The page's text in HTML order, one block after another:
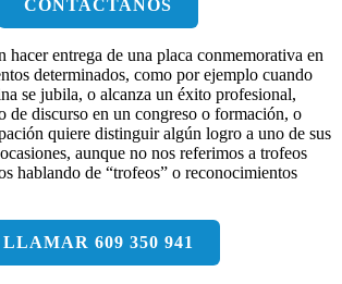
CONTACTANOS
hacer entrega de una placa conmemorativa en
determinados, como por ejemplo cuando
se jubila, o alcanza un éxito profesional,
de discurso en un congreso o formación, o
quiere distinguir algún logro a uno de sus
aunque no nos referimos a trofeos
hablando de “trofeos” o reconocimientos
LLAMAR 609 350 941